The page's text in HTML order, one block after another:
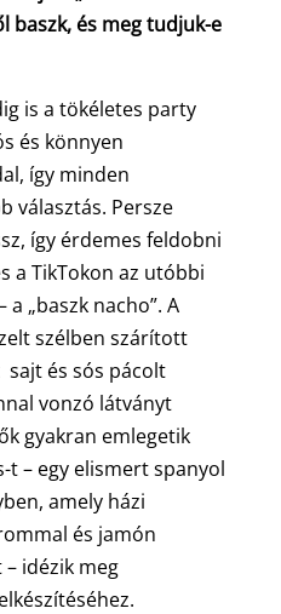
baszk, és meg tudjuk-e
is a tökéletes party
és könnyen
így minden
választás. Persze
így érdemes feldobni
a TikTokon az utóbbi
„baszk nacho”. A
szélben szárított
és sós pácolt
vonzó látványt
gyakran emlegetik
t – egy elismert spanyol
amely házi
és jamón
idézik meg